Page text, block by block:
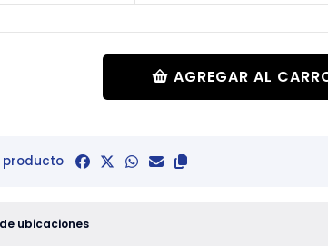
AGREGAR AL
producto
ubicaciones